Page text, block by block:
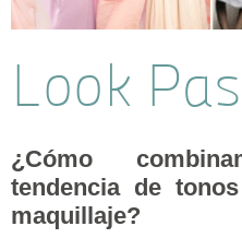
Look
¿Cómo
tendencia de
maquillaje?